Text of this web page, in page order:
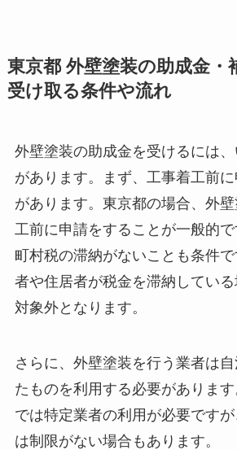
東京都 外壁塗装の助成金・
受け取る条件や流れ
外壁塗装の助成金を受けるには
があります。まず、工事着工前
があります。東京都の場合、外
工前に申請をすることが一般的
町村税の滞納がないことも条件
者や住居者が税金を滞納してい
対象外となります。
さらに、外壁塗装を行う業者は
たものを利用する必要がありま
では特定業者の利用が必要です
は制限がない場合もあります。